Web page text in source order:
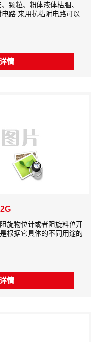
颗粒、粉体液体枯胭、
路:来用抗粘附电路可以
探头可折式:探头与控制
拆除不影洞进出科。 探
的工作环境，还提供国
情
旋物位计或者阻旋料位开
根据它具体的不同用途的
采用交流微电机经减速
情